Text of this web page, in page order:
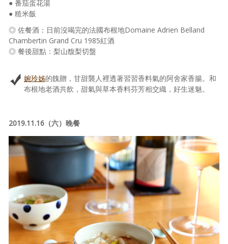
● 番茄蛋花湯
● 糙米飯
◎ 佐餐酒：日前沒喝完的法國布根地Domaine Adrien Belland
Chambertin Grand Cru 1985紅酒
◎ 餐後甜點：梨山馥梨切盤
婉玲姊的餽贈，甘甜襲人裡透著習習香料氣的阿舍家香腸。和
布根地老酒共飲，甜氣與草本香料芬芳相交織，好生迷魅。
2019.11.16（六）晚餐